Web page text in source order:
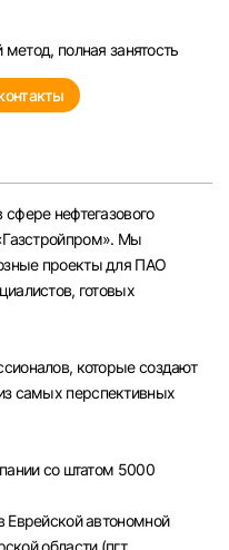
полная занятость
нефтегазового
Мы
проекты для ПАО
готовых
которые создают
самых перспективных
со штатом 5000
Еврейской автономной
области (пгт.